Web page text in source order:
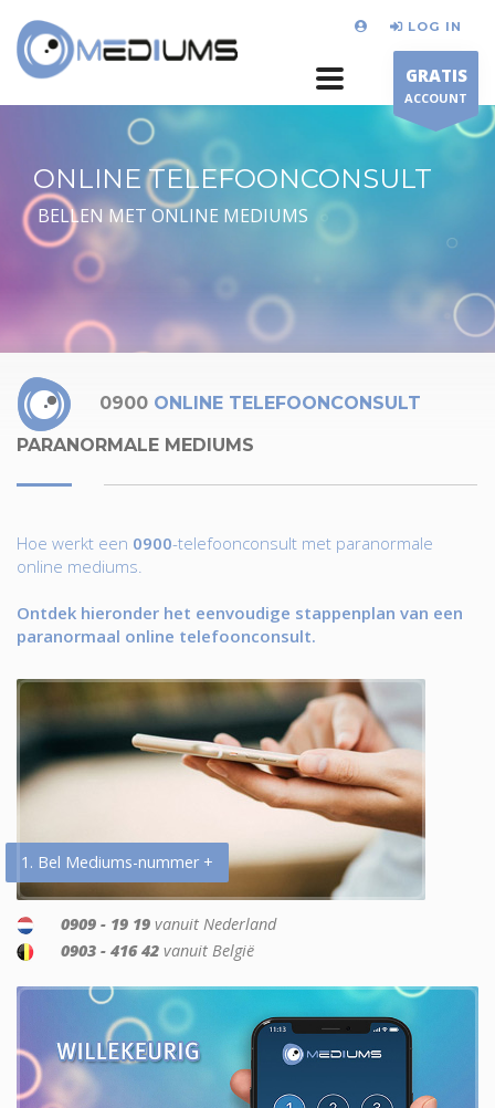
LOG IN
GRATIS
ACCOUNT
ONLINE TELEFOONCONSULT
BELLEN MET ONLINE MEDIUMS
0900 ONLINE TELEFOONCONSULT
PARANORMALE MEDIUMS
Hoe werkt een 0900-telefoonconsult met paranormale
online mediums.
Ontdek hieronder het eenvoudige stappenplan van een
paranormaal online telefoonconsult.
1. Bel Mediums-nummer +
0909 - 19 19 vanuit Nederland
0903 - 416 42 vanuit België